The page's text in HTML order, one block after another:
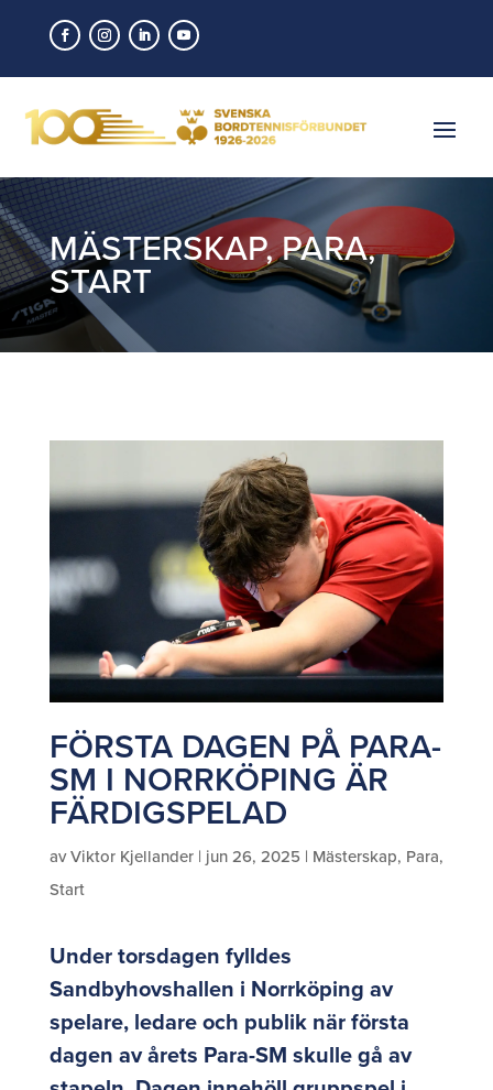
MÄSTERSKAP,PARA,
START
FÖRSTA DAGEN PÅ PARA-
SM I NORRKÖPING ÄR
FÄRDIGSPELAD
avViktor Kjellander| jun 26, 2025 | Mästerskap, Para,
Start
Under torsdagen fylldes
Sandbyhovshallen i Norrköping av
spelare, ledare och publik när första
dagen av årets Para-SM skulle gå av